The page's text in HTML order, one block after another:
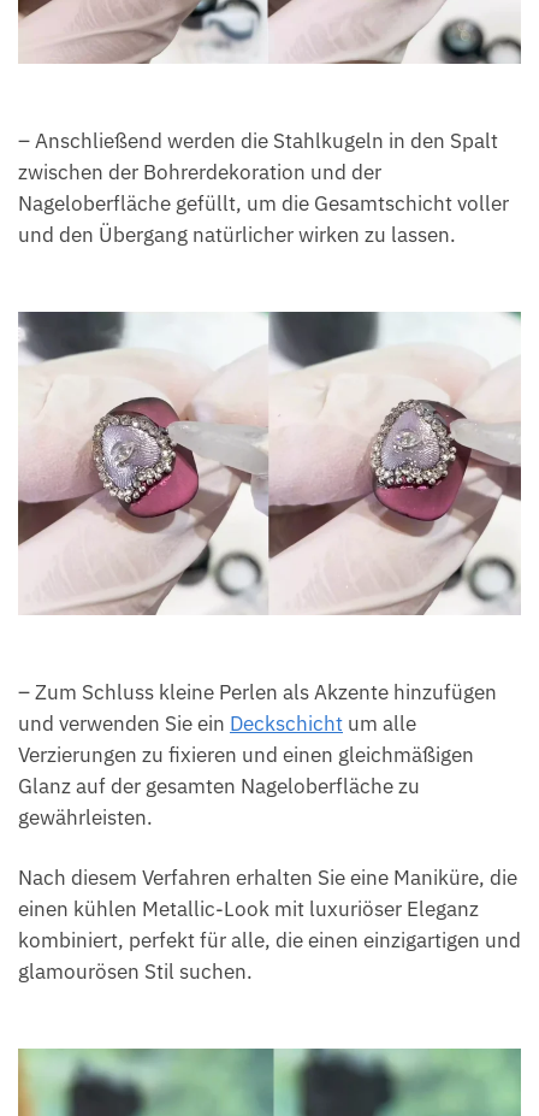
– Anschließend werden die Stahlkugeln in den Spalt
zwischen der Bohrerdekoration und der
Nageloberfläche gefüllt, um die Gesamtschicht voller
und den Übergang natürlicher wirken zu lassen.
– Zum Schluss kleine Perlen als Akzente hinzufügen
und verwenden Sie ein Deckschicht um alle
Verzierungen zu fixieren und einen gleichmäßigen
Glanz auf der gesamten Nageloberfläche zu
gewährleisten.
Nach diesem Verfahren erhalten Sie eine Maniküre, die
einen kühlen Metallic-Look mit luxuriöser Eleganz
kombiniert, perfekt für alle, die einen einzigartigen und
glamourösen Stil suchen.